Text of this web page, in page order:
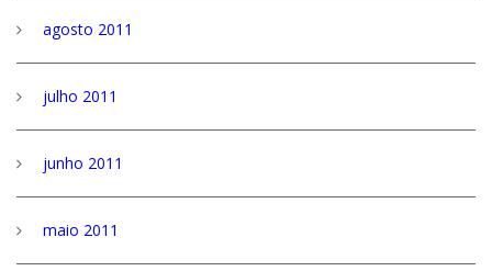
agosto 2011
julho 2011
junho 2011
maio 2011